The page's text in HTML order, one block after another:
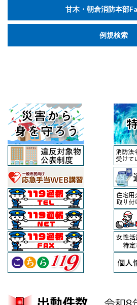
甘木・朝倉消防本部
例規検索